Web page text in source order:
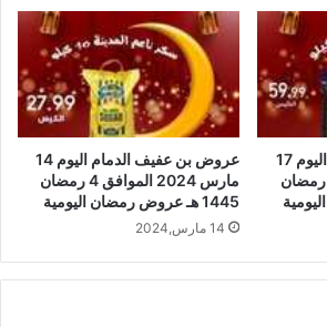
عروض بن عفيف الدمام اليوم 17
مارس 2024 الموافق 7 رمضان
عروض بن عفيف الدمام اليوم 14
مارس 2024 الموافق 4 رمضان
1445 هـ عروض رمضان اليومية
14 مارس,2024